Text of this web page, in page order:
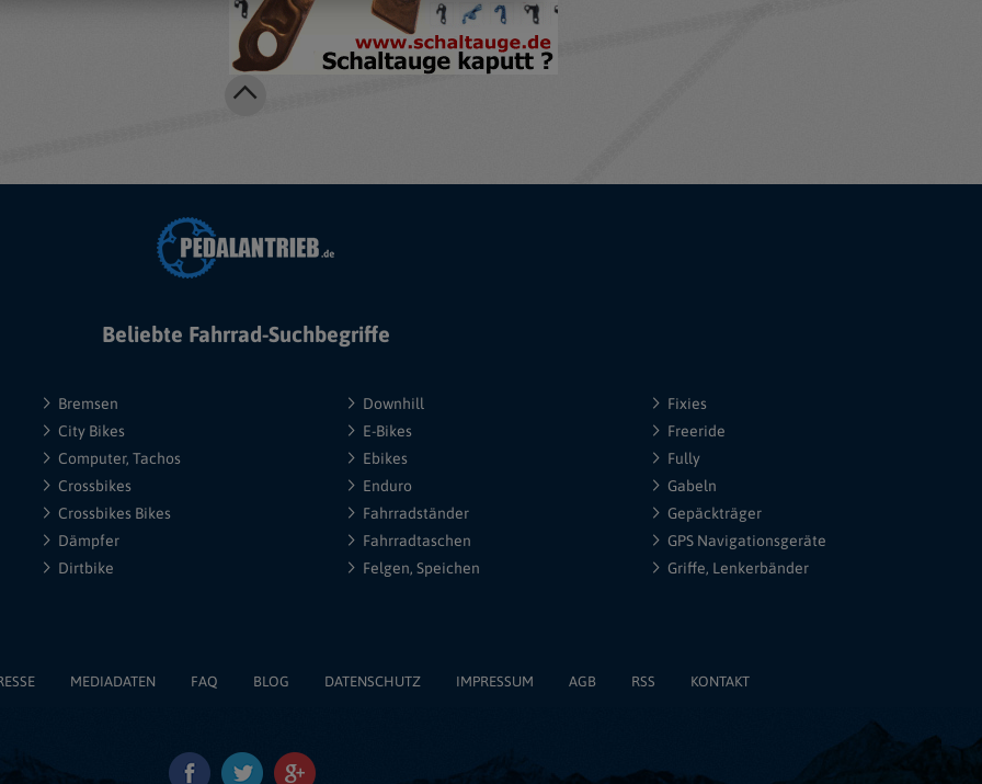
Beliebte Fahrrad-Suchbegriffe
Bremsen
City Bikes
Computer, Tachos
Crossbikes
Crossbikes Bikes
Dämpfer
Dirtbike
Downhill
E-Bikes
Ebikes
Enduro
Fahrradständer
Fahrradtaschen
Felgen, Speichen
Fixies
Freeride
Fully
Gabeln
Gepäckträger
GPS Navigationsgeräte
Griffe, Lenkerbänder
MEDIADATEN FAQ BLOG DATENSCHUTZ IMPRESSUM AGB RSS KONTAKT